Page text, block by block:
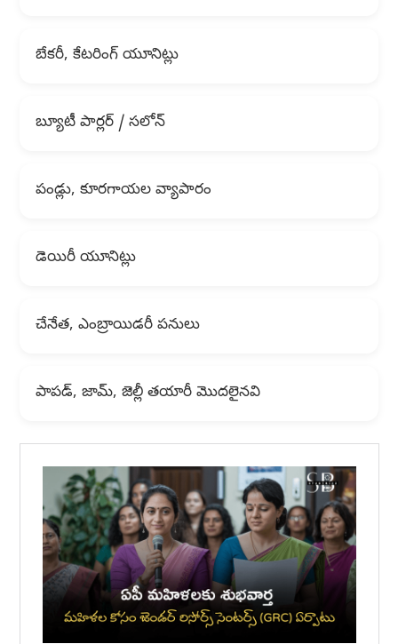
బేకరీ, కేటరింగ్ యూనిట్లు
బ్యూటీ పార్లర్ / సలోన్
పండ్లు, కూరగాయల వ్యాపారం
డెయిరీ యూనిట్లు
చేనేత, ఎంబ్రాయిడరీ పనులు
పాపడ్, జామ్, జెల్లీ తయారీ మొదలైనవి